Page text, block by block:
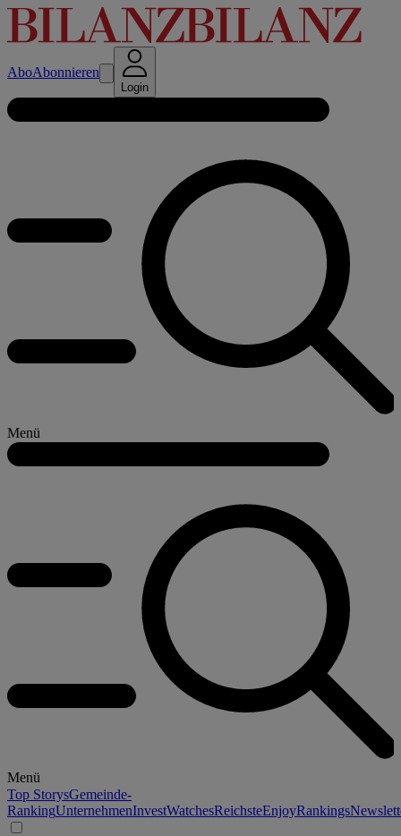
AboAbonnieren
Login
Menü
Menü
Top StorysGemeinde-
RankingUnternehmenInvestWatchesReichsteEnjoyRankings